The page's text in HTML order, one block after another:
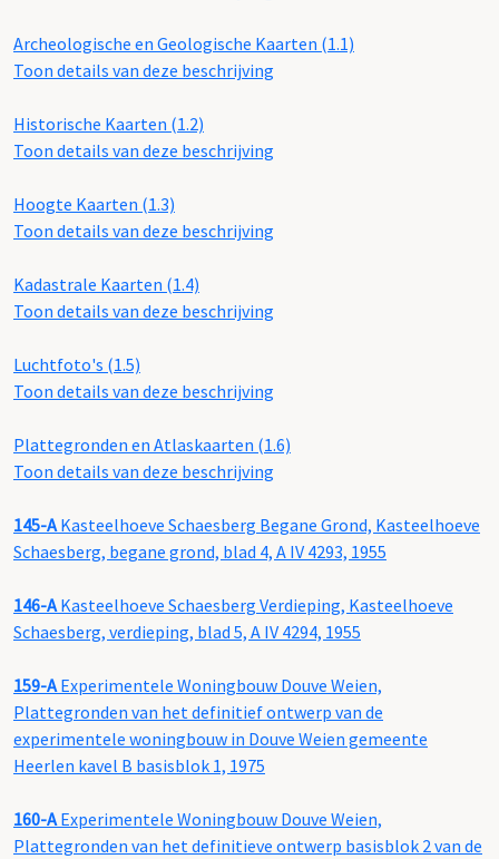
Archeologische en Geologische Kaarten (1.1)
Toon details van deze beschrijving
Historische Kaarten (1.2)
Toon details van deze beschrijving
Hoogte Kaarten (1.3)
Toon details van deze beschrijving
Kadastrale Kaarten (1.4)
Toon details van deze beschrijving
Luchtfoto's (1.5)
Toon details van deze beschrijving
Plattegronden en Atlaskaarten (1.6)
Toon details van deze beschrijving
145-AKasteelhoeve Schaesberg Begane Grond, Kasteelhoeve
Schaesberg, begane grond, blad 4, A IV 4293, 1955
146-AKasteelhoeve Schaesberg Verdieping, Kasteelhoeve
Schaesberg, verdieping, blad 5, A IV 4294, 1955
159-AExperimentele Woningbouw Douve Weien,
Plattegronden van het definitief ontwerp van de
experimentele woningbouw in Douve Weien gemeente
Heerlen kavel B basisblok 1, 1975
160-AExperimentele Woningbouw Douve Weien,
Plattegronden van het definitieve ontwerp basisblok 2 van de